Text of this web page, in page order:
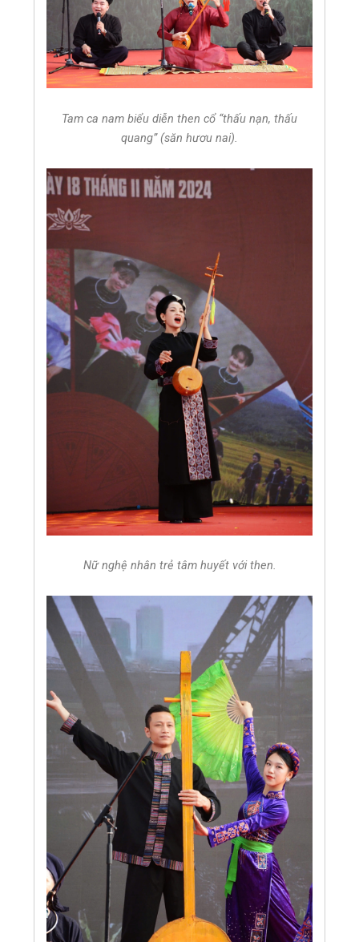
Tam ca nam biểu diễn then cổ “thấu nạn, thấu
quang” (săn hươu nai).
Nữ nghệ nhân trẻ tâm huyết với then.